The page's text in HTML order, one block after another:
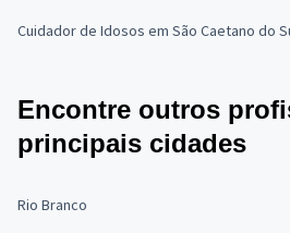
Cuidador de Idosos em São Caetano do
Encontre outros
principais cidades
Rio Branco